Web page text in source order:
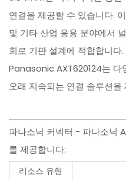
연결을 제공할 수 있습니다.
및 기타 산업 응용 분야에서
회로 기판 설계에 적합합니
Panasonic AXT620124는 다
오래 지속되는 연결 솔루션을
파나소닉 커넥터 - 파나소닉
를 제공합니다:
리소스 유형